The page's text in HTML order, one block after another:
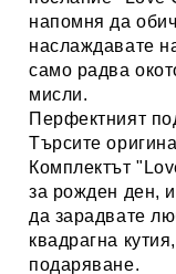
напомня да
наслаждавате
само радва
мисли.
Перфектният
Търсите
Комплектът
за рожден ден,
да зарадвате
квадрагна
подаряване.